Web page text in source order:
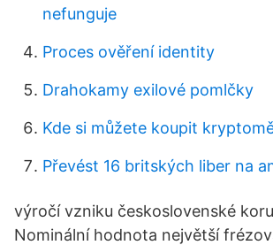
nefunguje
Proces ověření identity
Drahokamy exilové pomlčky
Kde si můžete koupit
Převést 16 britských liber na
výročí vzniku československé
Nominální hodnota největší